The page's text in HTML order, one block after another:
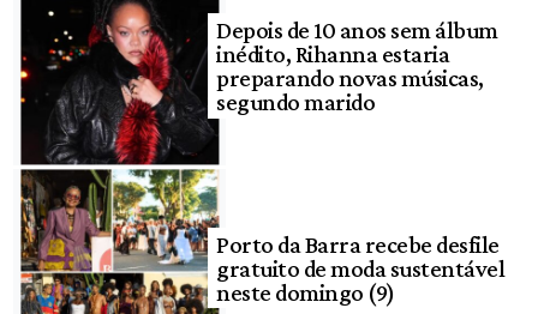
Depois de 10 anos sem álbum
inédito, Rihanna estaria
preparando novas músicas,
segundo marido
Porto da Barra recebe desfile
gratuito de moda sustentável
neste domingo (9)